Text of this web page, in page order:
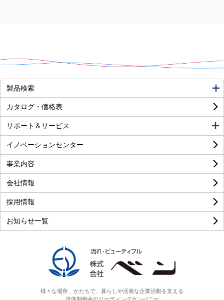
良い
様々な場所、かたちで、暮らしや活発な企業活動を支える
製品検索
カタログ・価格表
サポート＆サービス
イノベーションセンター
事業内容
会社情報
採用情報
お知らせ一覧